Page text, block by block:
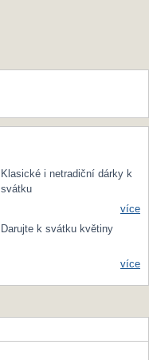
Klasické i netradiční dárky k
svátku
více
Darujte k svátku květiny
více